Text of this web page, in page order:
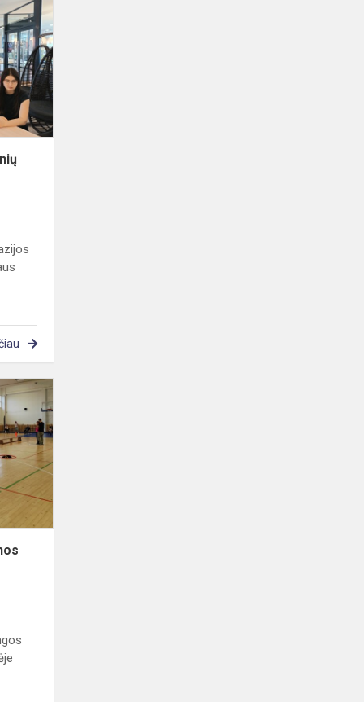
mokinių
vizitas
baigėsi
sveikatos
dienos
minėjimo
renginys